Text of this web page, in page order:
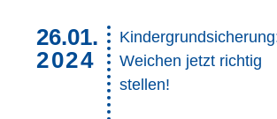
26.01.
2024
Weichen jetzt richtig
stellen!